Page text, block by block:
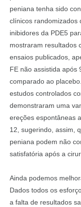
peniana tenha sido
clínicos randomizados
inibidores da PDE5
mostraram resultados
ensaios publicados,
FE não assistida após
comparado ao
estudos controlados
demonstraram uma
ereções espontâneas
12, sugerindo, assim,
peniana podem não
satisfatória após a
Ainda podemos
Dados todos os
a falta de resultados